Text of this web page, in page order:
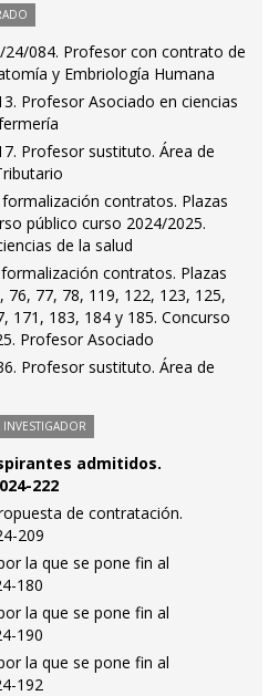
084. Profesor con contrato de
y Embriología Humana
Profesor Asociado en ciencias
Profesor sustituto. Área de
contratos. Plazas
público curso 2024/2025.
de la salud
contratos. Plazas
76, 77, 78, 119, 122, 123, 125,
171, 183, 184 y 185. Concurso
Profesor Asociado
Profesor sustituto. Área de
admitidos.
222
de contratación.
209
la que se pone fin al
180
la que se pone fin al
190
la que se pone fin al
192